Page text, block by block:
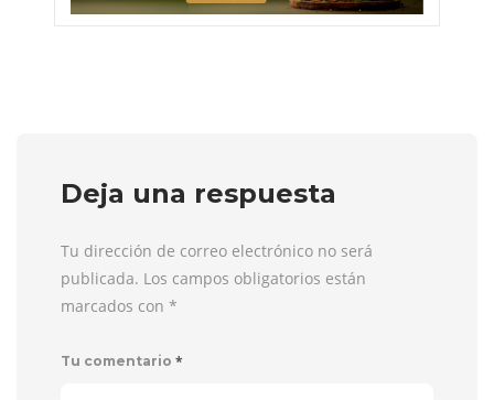
Deja una respuesta
Tu dirección de correo electrónico no será
publicada. Los campos obligatorios están
marcados con *
Tu comentario *